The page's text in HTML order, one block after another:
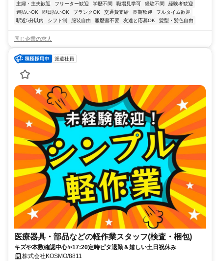
主婦・主夫歓迎 フリーター歓迎 学歴不問 職場見学可 経験不問
経験者歓迎
週払いOK
即日払いOK ブランクOK 交通費支給 長期歓迎
フルタイム歓迎
駅近5分以内
シフト制 服装自由 履歴書不要 友達と応募OK 髪型・髪色自由
同じ企業の求人
派遣社員
医療器具・部品などの軽作業スタッフ(検査・梱包)
キズや本数確認中心✨17:20定時ピタ退勤＆嬉しい土日祝休み
株式会社KOSMO/8811